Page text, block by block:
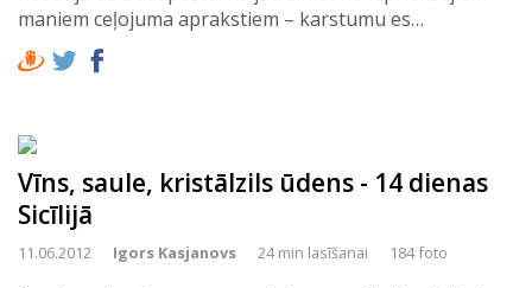
maniem ceļojuma aprakstiem – karstumu es…
Vīns, saule, kristālzils ūdens - 14 dienas
Sicīlijā
11.06.2012 Igors Kasjanovs 24 min lasīšanai 184 foto